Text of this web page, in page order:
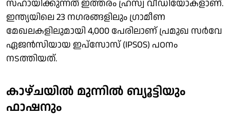
സഹായിക്കുന്നത് ഇത്തരം ഹ്രസ്വ വീഡിയോകളാണ്.
ഇന്ത്യയിലെ 23 നഗരങ്ങളിലും ഗ്രാമീണ
മേഖലകളിലുമായി 4,000 പേരിലാണ് പ്രമുഖ സര്‍വേ
ഏജന്‍സിയായ ഇപ്‌സോസ് (IPSOS) പഠനം
നടത്തിയത്.
കാഴ്ചയില്‍ മുന്നില്‍ ബ്യൂട്ടിയും
ഫാഷനും